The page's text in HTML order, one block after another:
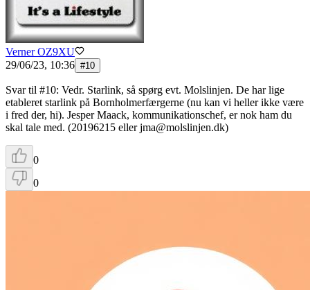
Verner OZ9XU
29/06/23, 10:36 #10
Svar til #10: Vedr. Starlink, så spørg evt. Molslinjen. De har lige
etableret starlink på Bornholmerfærgerne (nu kan vi heller ikke være
i fred der, hi). Jesper Maack, kommunikationschef, er nok ham du
skal tale med. (20196215 eller jma@molslinjen.dk)
0
0